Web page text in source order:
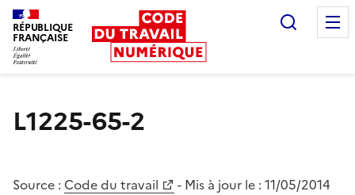
RÉPUBLIQUE
FRANÇAISE
L1225-65-2
Source : Code du travail - Mis à jour le : 11/05/2014